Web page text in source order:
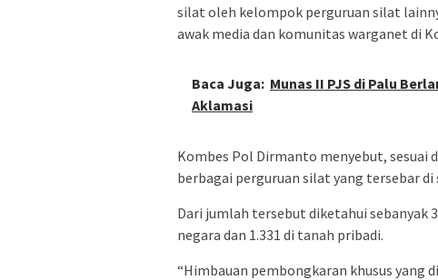
silat oleh kelompok perguruan silat
awak media dan komunitas warganet di
Baca Juga: Munas II PJS di Palu
Aklamasi
Kombes Pol Dirmanto menyebut, sesuai
berbagai perguruan silat yang tersebar
Dari jumlah tersebut diketahui sebanyak
negara dan 1.331 di tanah pribadi.
“Himbauan pembongkaran khusus yang